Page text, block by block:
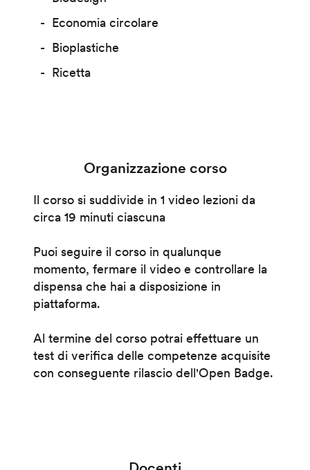
Economia circolare
Bioplastiche
Ricetta
Organizzazione corso
Il corso si suddivide in 1 video lezioni da
circa 19 minuti ciascuna
Puoi seguire il corso in qualunque
momento, fermare il video e controllare la
dispensa che hai a disposizione in
piattaforma.
Al termine del corso potrai effettuare un
test di verifica delle competenze acquisite
con conseguente rilascio dell'Open Badge.